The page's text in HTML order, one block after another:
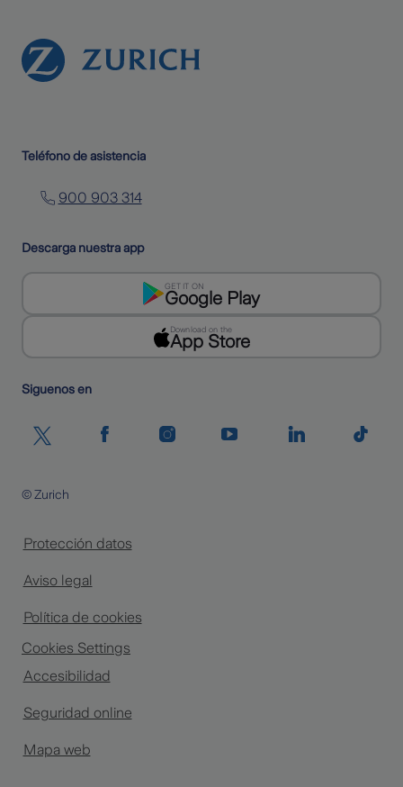
Teléfono de asistencia
900 903 314
Descarga nuestra app
GET IT ON
Google Play
Download on the
App Store
Siguenos en
Protección datos
Aviso legal
Política de cookies
Cookies Settings
Accesibilidad
Seguridad online
Mapa web
© Zurich